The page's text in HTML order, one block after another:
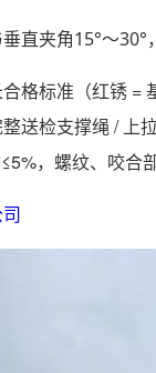
直夹角15°～30°
格标准（红锈 =
送检支撑绳 / 上
，螺纹、咬合